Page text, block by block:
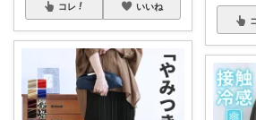
コレ いいね